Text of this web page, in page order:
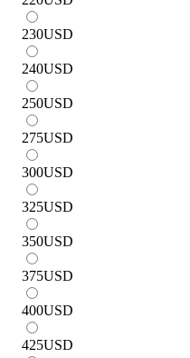
230USD
240USD
250USD
275USD
300USD
325USD
350USD
375USD
400USD
425USD